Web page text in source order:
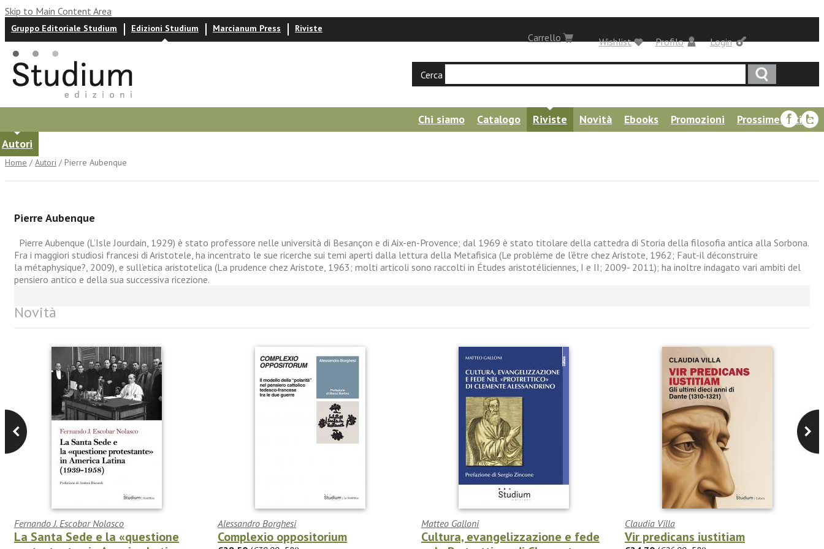
Skip to Main Content Area
Login
Carrello
Gruppo Editoriale Studium Edizioni Studium Marcianum Press Riviste
Profilo
Wishlist
Cerca
Chi siamo Catalogo Riviste Novità Ebooks Promozioni
Prossime uscite
Autori
Home /Autori / Pierre Aubenque
Pierre Aubenque
Pierre Aubenque (L’Isle Jourdain, 1929) è stato professore nelle università di Besançon e di Aix-en-Provence; dal 1969 è stato titolare della cattedra di Storia della filosofia antica alla Sorbona.
Fra i maggiori studiosi francesi di Aristotele, ha incentrato le sue ricerche sui temi aperti dalla lettura della Metafisica (Le problème de l’être chez Aristote, 1962; Faut-il déconstruire
la métaphysique?, 2009), e sull’etica aristotelica (La prudence chez Aristote, 1963; molti articoli sono raccolti in Études aristotéliciennes, I e II; 2009- 2011); ha inoltre indagato vari ambiti del
pensiero antico e della sua successiva ricezione.
Novità
Fernando J. Escobar Nolasco
La Santa Sede e la «questione
Alessandro Borghesi
Complexio oppositorium
Matteo Galloni
Cultura, evangelizzazione e fede
Claudia Villa
Vir predicans iustitiam